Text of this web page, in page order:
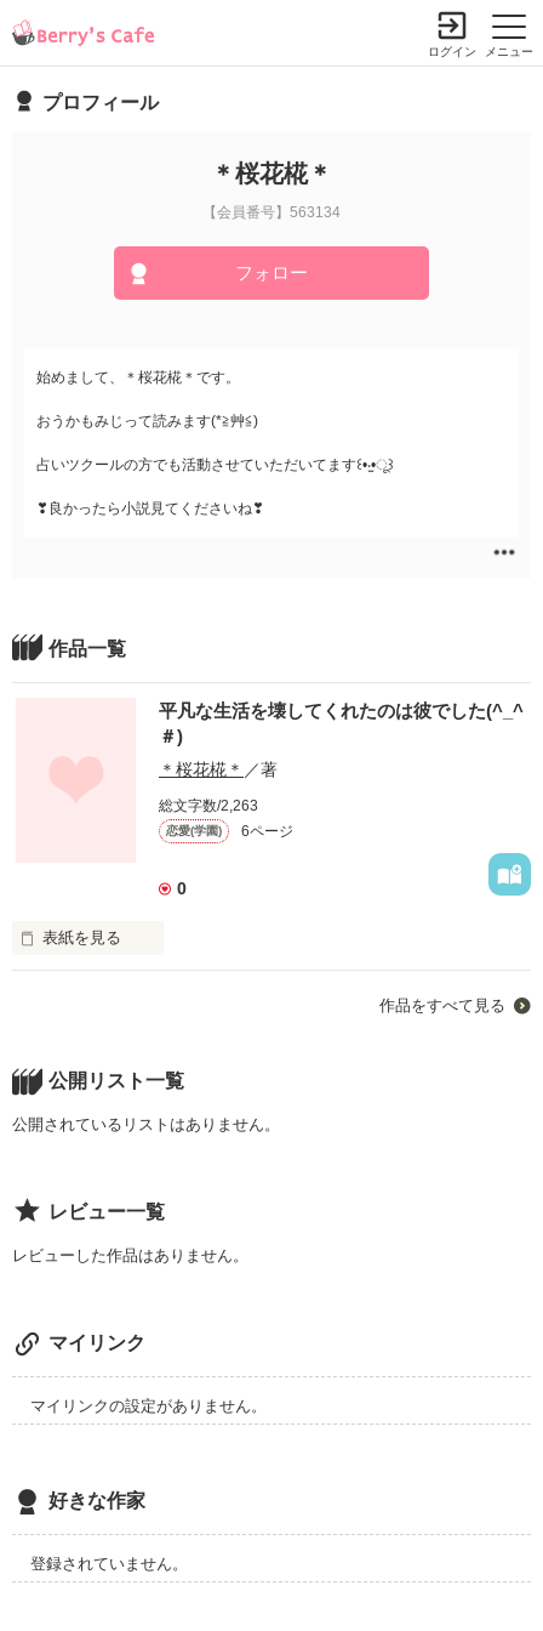
メニュー
ログイン
プロフィール
＊桜花椛＊
【会員番号】563134
フォロー
始めまして、＊桜花椛＊です。
おうかもみじって読みます(*≧艸≦)
占いツクールの方でも活動させていただいてます꒰•‧̫•ू꒱
❣良かったら小説見てくださいね❣
作品一覧
平凡な生活を壊してくれたのは彼でした(^_^
＃)
＊桜花椛＊ ／著
総文字数/2,263
恋愛(学園) 6ページ
0
表紙を見る
朝は皆とお喋りしたり
争いごとを好まない私の
作品をすべて見る
公開リスト一覧
公開されているリストはありません。
レビュー一覧
レビューした作品はありません。
マイリンク
マイリンクの設定がありません。
好きな作家
登録されていません。